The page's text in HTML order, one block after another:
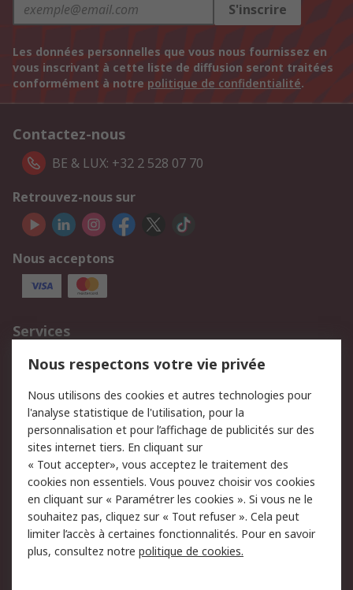
S'inscrire
Les données personnelles que vous nous fournissez en
vous inscrivant à cette liste de diffusion seront traitées
conformément à notre politique de confidentialité.
Contactez-nous
BE & LUX: +32 2 528 07 70
Retrouvez-nous sur
Nous acceptons
Services
750.000 produits
2.500 marques
Retours
Support technique
Track & trace
Legal
Politique de cookies
Sécurité des e-mails
Politique de protection
des données - Mise à
jour
Conditions générales
de vente
Nous respectons votre vie privée
Nous utilisons des cookies et autres technologies pour
l'analyse statistique de l'utilisation, pour la
personnalisation et pour l’affichage de publicités sur des
sites internet tiers. En cliquant sur
« Tout accepter», vous acceptez le traitement des
cookies non essentiels. Vous pouvez choisir vos cookies
en cliquant sur « Paramétrer les cookies ». Si vous ne le
souhaitez pas, cliquez sur « Tout refuser ». Cela peut
limiter l’accès à certaines fonctionnalités. Pour en savoir
plus, consultez notre politique de cookies.